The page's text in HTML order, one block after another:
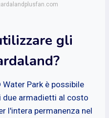
gli
Park è possibile
due armadietti al costo
l'intera permanenza nel